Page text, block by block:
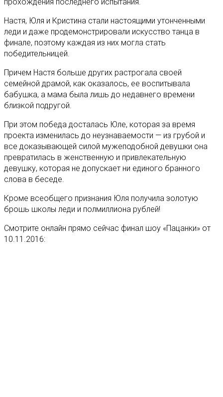
Настя, Юля и Кристина стали настоящими утонченными
леди и даже продемонстрировали искусство танца в
финале, поэтому каждая из них могла стать
победительницей.
Причем Настя больше других растрогала своей
семейной драмой, как оказалось, ее воспитывала
бабушка, а мама была лишь до недавнего времени
близкой подругой.
При этом победа досталась Юле, которая за время
проекта изменилась до неузнаваемости — из грубой и
все доказывающей силой мужеподобной девушки она
превратилась в женственную и привлекательную
девушку, которая не допускает ни единого бранного
слова в беседе.
Кроме всеобщего признания Юля получила золотую
брошь школы леди и полмиллиона рублей!
Смотрите онлайн прямо сейчас финал шоу «Пацанки» от
10.11.2016: